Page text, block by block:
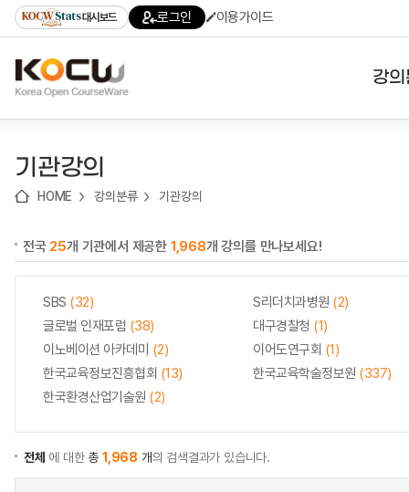
기
기
기
content)
가
대시보드 로그인 이용가이드
강
기관강의
HOME 강의분류 기관강의
전국 25개 기관에서 제공한 1,968개 강의를 만나보세요!
SBS (32) S리더치과병원 (2)
글로벌 인재포럼 (38) 대구경찰청 (1)
이노베이션 아카데미 (2) 이어도연구회 (1)
한국교육정보진흥협회 (13) 한국교육학술정보원 (337)
한국환경산업기술원 (2)
전체 에 대한총1,968 개의 검색결과가 있습니다.